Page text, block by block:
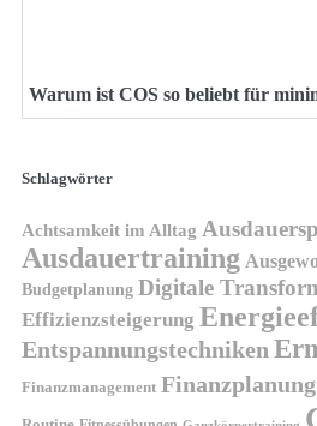
Warum ist COS so beliebt für
Schlagwörter
Achtsamkeit im Alltag
Ausdauertraining
Budgetplanung Digitale
Effizienzsteigerung
Entspannungstechniken
Finanzmanagement Finanzplanung